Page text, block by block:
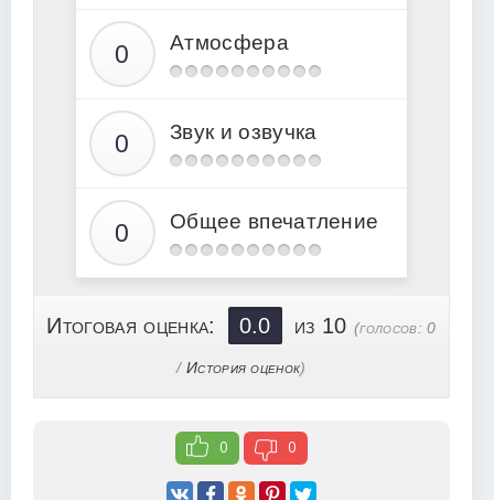
24
Атмосфера
Звук и озвучка
Общее впечатление
Итоговая оценка: 0.0 из 10(голосов:0
/ История оценок)
0 0